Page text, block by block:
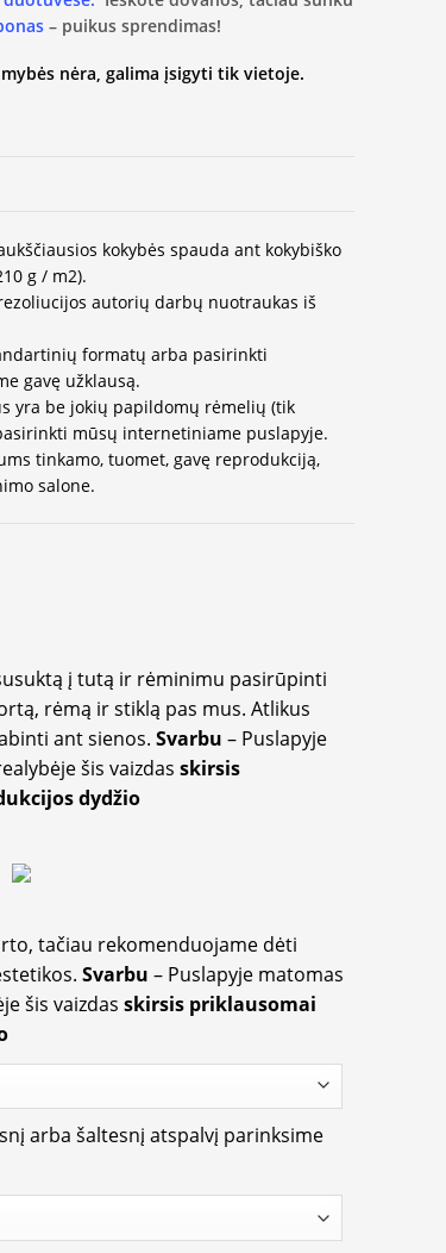
– puikus sprendimas!
nėra, galima įsigyti tik vietoje.
kokybės spauda ant kokybiško
g / m2).
autorių darbų nuotraukas iš
formatų arba pasirinkti
gavę užklausą.
yra be jokių papildomų rėmelių (tik
mūsų internetiniame puslapyje.
tinkamo, tuomet, gavę reprodukciją,
salone.
į tutą ir rėminimu pasirūpinti
rėmą ir stiklą pas mus. Atlikus
ant sienos. Svarbu – Puslapyje
šis vaizdas skirsis
dydžio
tačiau rekomenduojame dėti
Svarbu – Puslapyje matomas
šis vaizdas skirsis priklausomai
arba šaltesnį atspalvį parinksime